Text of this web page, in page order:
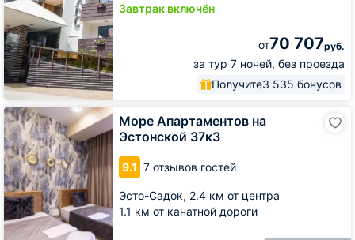
Завтрак включён
от70 707руб.
за тур 7 ночей, без проезда
Получите3 535 бонусов
Море Апартаментов на
Эстонской 37к3
9.1 7 отзывов гостей
Эсто-Садок, 2.4 км от центра
1.1 км от канатной дороги
Море
Апартаментов
на
Эстонской
37к3